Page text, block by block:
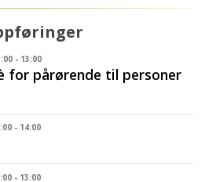
- 13:00
for pårørende til personer
- 14:00
- 13:00